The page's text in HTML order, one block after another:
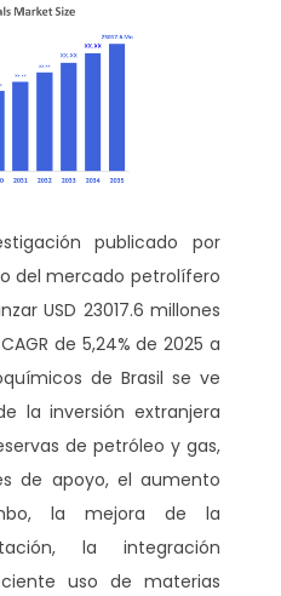
publicado por
del mercado petrolífero
USD 23017.6 millones
de 5,24% de 2025 a
de Brasil se ve
la inversión extranjera
de petróleo y gas,
de apoyo, el aumento
la mejora de la
la integración
uso de materias